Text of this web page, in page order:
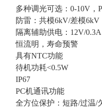
多种调光可选：0-10V，
防雷：共模6kV/差模6kV
隔离辅助供电：12V/0.3A
恒流明，寿命预警
具有NTC功能
待机功耗<0.5W
IP67
PC机通讯功能
全方位保护：短路/过温/